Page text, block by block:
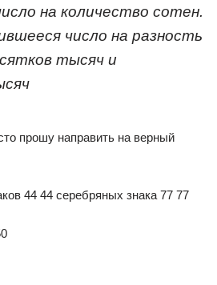
на количество сотен.
число на разность
тысяч и
прошу направить на верный
44 44 серебряных знака 77 77